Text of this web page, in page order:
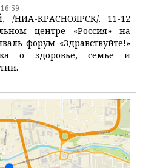
/НИА-КРАСНОЯРСК/. 11-12
центре «Россия» на
форум «Здравствуйте!»
о здоровье, семье и